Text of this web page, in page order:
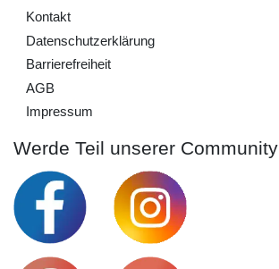
Kontakt
Daten­schutz­erklärung
Barrierefreiheit
AGB
Impressum
Werde Teil unserer Community